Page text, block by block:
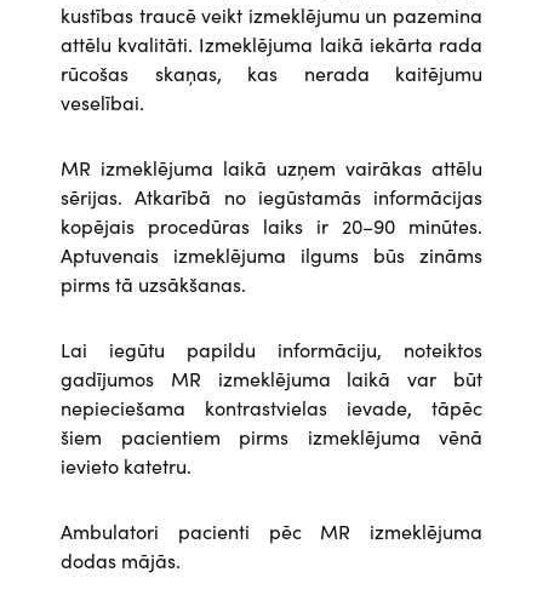
kustības traucē veikt izmeklējumu un pazemina
attēlu kvalitāti. Izmeklējuma laikā iekārta rada
rūcošas skaņas, kas nerada kaitējumu
veselībai.
MR izmeklējuma laikā uzņem vairākas attēlu
sērijas. Atkarībā no iegūstamās informācijas
kopējais procedūras laiks ir 20–90 minūtes.
Aptuvenais izmeklējuma ilgums būs zināms
pirms tā uzsākšanas.
Lai iegūtu papildu informāciju, noteiktos
gadījumos MR izmeklējuma laikā var būt
nepieciešama kontrastvielas ievade, tāpēc
šiem pacientiem pirms izmeklējuma vēnā
ievieto katetru.
Ambulatori pacienti pēc MR izmeklējuma
dodas mājās.